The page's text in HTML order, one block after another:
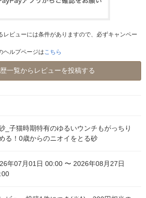
ビューには条件がありますので、必ずキャンペー
ヘルプページはこちら
一覧からレビューを投稿する
_子猫時期特有のゆるいウンチもがっちり
る！0歳からのニオイをとる砂
年07月01日 00:00 〜 2026年08月27日